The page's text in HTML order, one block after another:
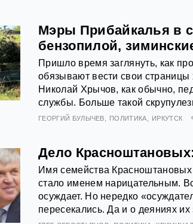
Мэры Прибайкалья в
бензопилой,
Пришло время заглянуть, как
обязывают вести свои страницы
Николай Хрычов, как обычно,
службы. Больше такой
ГЕОРГИЙ БУЛЫЧЕВ ПОЛИТИКА ИРКУТСК
Дело
Имя семейства Красноштановых
стало именем нарицательным.
осуждает. Но нередко
пересекались. Да и о деяниях